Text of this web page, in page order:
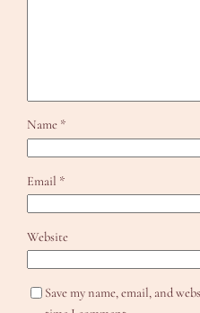
Name *
Email *
Website
Save my name, email, and